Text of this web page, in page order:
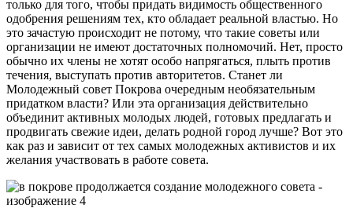
только для того, чтобы придать видимость общественного
одобрения решениям тех, кто обладает реальной властью. Но
это зачастую происходит не потому, что такие советы или
организации не имеют достаточных полномочий. Нет, просто
обычно их члены не хотят особо напрягаться, плыть против
течения, выступать против авторитетов. Станет ли
Молодежный совет Покрова очередным необязательным
придатком власти? Или эта организация действительно
объединит активных молодых людей, готовых предлагать и
продвигать свежие идеи, делать родной город лучше? Вот это
как раз и зависит от тех самых молодежных активистов и их
желания участвовать в работе совета.